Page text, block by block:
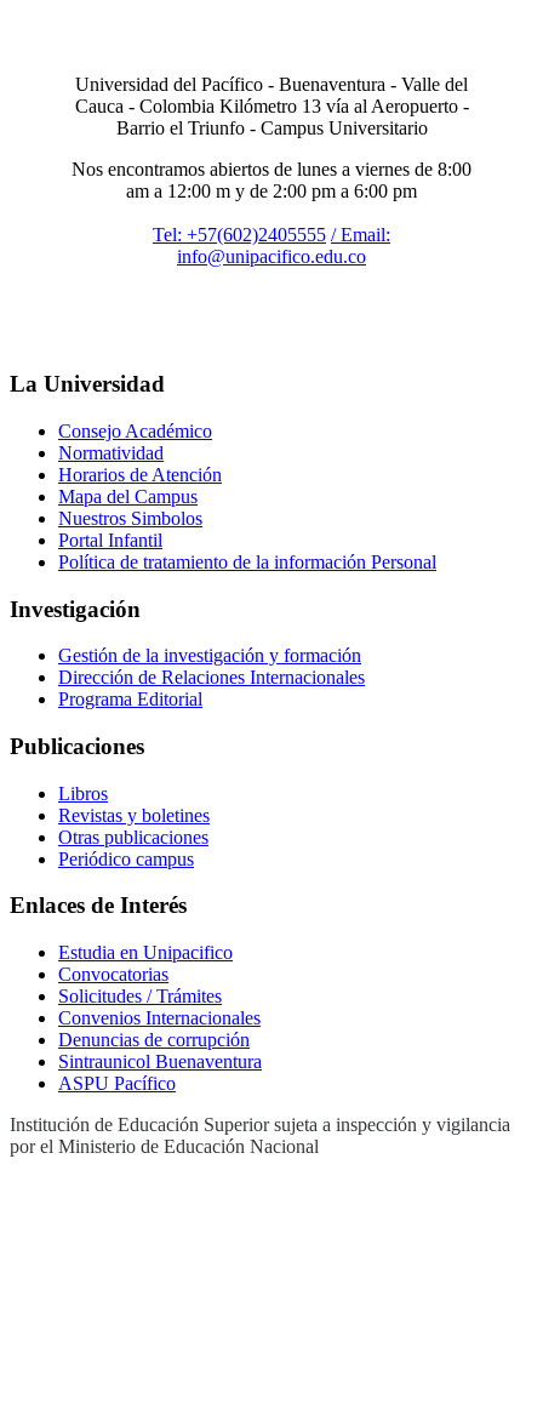
Universidad del Pacífico - Buenaventura - Valle del
Cauca - Colombia Kilómetro 13 vía al Aeropuerto -
Barrio el Triunfo - Campus Universitario
Nos encontramos abiertos de lunes a viernes de 8:00
am a 12:00 m y de 2:00 pm a 6:00 pm
Tel: +57(602)2405555 / Email:
info@unipacifico.edu.co
La Universidad
Consejo Académico
Normatividad
Horarios de Atención
Mapa del Campus
Nuestros Simbolos
Portal Infantil
Política de tratamiento de la información Personal
Investigación
Gestión de la investigación y formación
Dirección de Relaciones Internacionales
Programa Editorial
Publicaciones
Libros
Revistas y boletines
Otras publicaciones
Periódico campus
Enlaces de Interés
Estudia en Unipacifico
Convocatorias
Solicitudes / Trámites
Convenios Internacionales
Denuncias de corrupción
Sintraunicol Buenaventura
ASPU Pacífico
Institución de Educación Superior sujeta a inspección y vigilancia
por el Ministerio de Educación Nacional